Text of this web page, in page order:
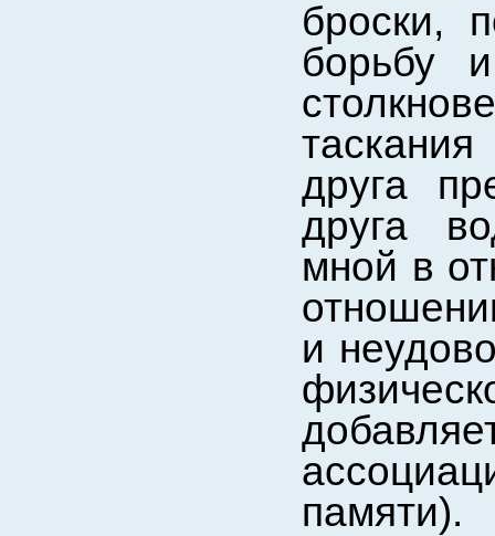
броски,
борьбу
друга
друга
мной в
и
памяти).